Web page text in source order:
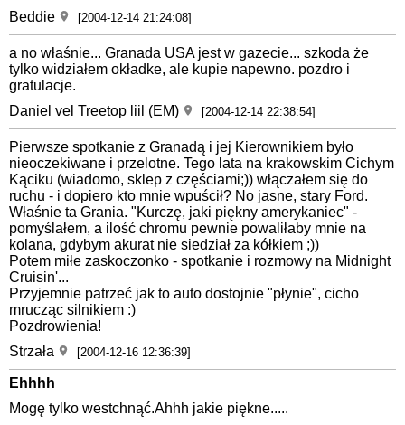
Beddie
[2004-12-14 21:24:08]
a no właśnie... Granada USA jest w gazecie... szkoda że
tylko widziałem okładke, ale kupie napewno. pozdro i
gratulacje.
Daniel vel Treetop liil (EM)
[2004-12-14 22:38:54]
Pierwsze spotkanie z Granadą i jej Kierownikiem było
nieoczekiwane i przelotne. Tego lata na krakowskim Cichym
Kąciku (wiadomo, sklep z częściami;)) włączałem się do
ruchu - i dopiero kto mnie wpuścił? No jasne, stary Ford.
Właśnie ta Grania. "Kurczę, jaki piękny amerykaniec" -
pomyślałem, a ilość chromu pewnie powaliłaby mnie na
kolana, gdybym akurat nie siedział za kółkiem ;))
Potem miłe zaskoczonko - spotkanie i rozmowy na Midnight
Cruisin'...
Przyjemnie patrzeć jak to auto dostojnie "płynie", cicho
mrucząc silnikiem :)
Pozdrowienia!
Strzała
[2004-12-16 12:36:39]
Ehhhh
Mogę tylko westchnąć.Ahhh jakie piękne.....